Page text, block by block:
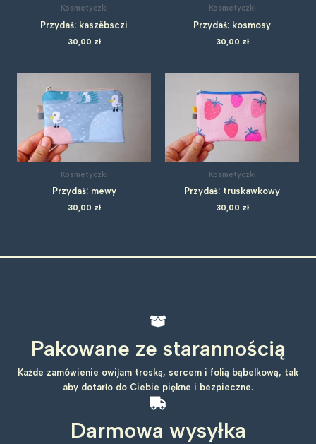
Kosmetyczki
Przydaś: kaszëbsczi
30,00 zł
Kosmetyczki
Przydaś: kosmosy
30,00 zł
Kosmetyczki
Przydaś: mewy
30,00 zł
Kosmetyczki
Przydaś: truskawkowy
30,00 zł
Pakowane ze starannością
Każde zamówienie owijam troską, sercem i folią bąbelkową, tak
aby dotarło do Ciebie piękne i bezpieczne.
Darmowa wysyłka